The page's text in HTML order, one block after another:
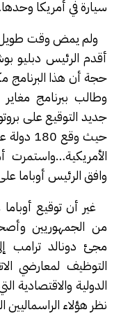
سيارة في أمريكا
ولم يمض وقت طويل
أقدم الرئيس دبليو
حجة أن هذا
وطالب ببرنامج
جديد التوقيع على
حيث وقع
الأمريكية…واستمرت
وافق الرئيس أوباما على
غير أن توقيع
من الجمهوريين
مجئ دونالد ترامب
التوظيف لمعارضي
الدولية والاقتصادية
نظر هؤلاء